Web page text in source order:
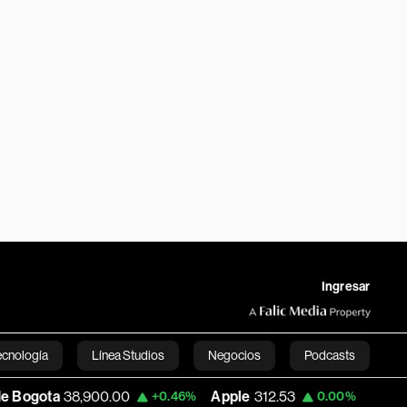
Ingresar
Línea Studios Negocios Podcasts
English
+0.46% Apple 312.53 0.00% USD COP 3,161.92